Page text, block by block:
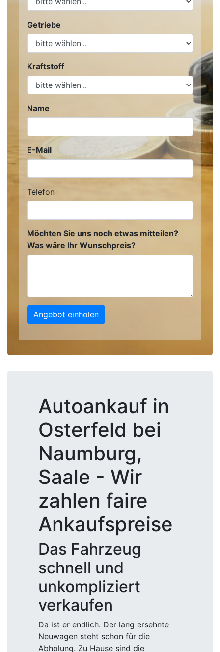
Getriebe
Kraftstoff
Name
E-Mail
Telefon
Möchten Sie uns noch etwas mitteilen?
Was wäre Ihr Wunschpreis?
Angebot einholen
Autoankauf in
Osterfeld bei
Naumburg,
Saale - Wir
zahlen faire
Ankaufspreise
Das Fahrzeug
schnell und
unkompliziert
verkaufen
Da ist er endlich. Der lang ersehnte
Neuwagen steht schon für die
Abholung. Zu Hause sind die